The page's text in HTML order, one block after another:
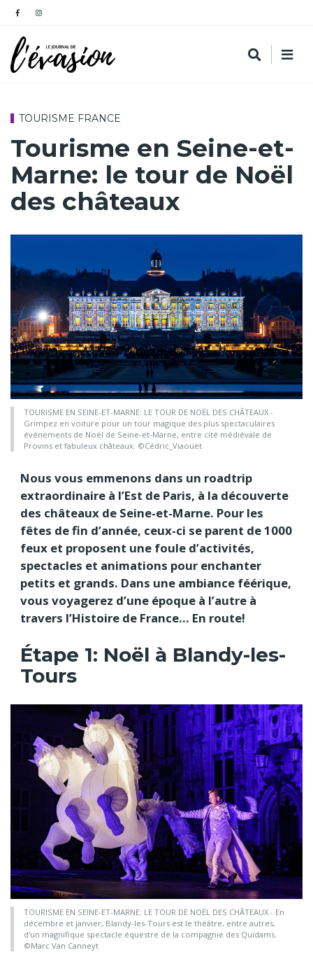
TOURISME FRANCE
Tourisme en Seine-et-
Marne: le tour de Noël
des châteaux
TOURISME EN SEINE-ET-MARNE: LE TOUR DE NOËL DES CHÂTEAUX -
Grimpez en voiture pour un tour magique des plus spectaculaires
événements de Noël de Seine-et-Marne, entre cité médiévale de
Provins et fabuleux châteaux. ©Cédric_Viaouët
Nous vous emmenons dans un roadtrip
extraordinaire à l’Est de Paris, à la découverte
des châteaux de Seine-et-Marne. Pour les
fêtes de fin d’année, ceux-ci se parent de 1000
feux et proposent une foule d’activités,
spectacles et animations pour enchanter
petits et grands. Dans une ambiance féérique,
vous voyagerez d’une époque à l’autre à
travers l’Histoire de France… En route!
Étape 1: Noël à Blandy-les-
Tours
TOURISME EN SEINE-ET-MARNE: LE TOUR DE NOËL DES CHÂTEAUX - En
décembre et janvier, Blandy-les-Tours est le théâtre, entre autres,
d'un magnifique spectacle équestre de la compagnie des Quidams.
©Marc Van Canneyt